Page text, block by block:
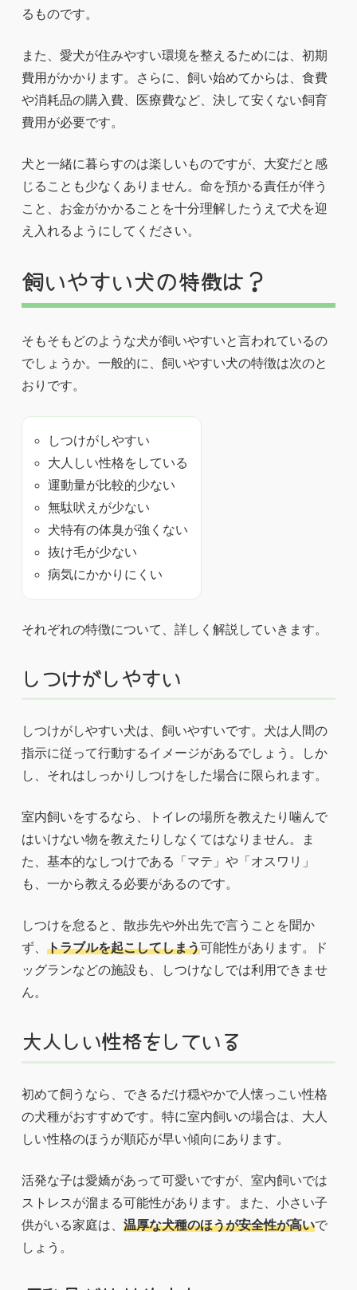
るものです。
また、愛犬が住みやすい環境を整えるためには、初期
費用がかかります。さらに、飼い始めてからは、食費
や消耗品の購入費、医療費など、決して安くない飼育
費用が必要です。
犬と一緒に暮らすのは楽しいものですが、大変だと感
じることも少なくありません。命を預かる責任が伴う
こと、お金がかかることを十分理解したうえで犬を迎
え入れるようにしてください。
飼いやすい犬の特徴は？
そもそもどのような犬が飼いやすいと言われているの
でしょうか。一般的に、飼いやすい犬の特徴は次のと
おりです。
しつけがしやすい
大人しい性格をしている
運動量が比較的少ない
無駄吠えが少ない
犬特有の体臭が強くない
抜け毛が少ない
病気にかかりにくい
それぞれの特徴について、詳しく解説していきます。
しつけがしやすい
しつけがしやすい犬は、飼いやすいです。犬は人間の
指示に従って行動するイメージがあるでしょう。しか
し、それはしっかりしつけをした場合に限られます。
室内飼いをするなら、トイレの場所を教えたり噛んで
はいけない物を教えたりしなくてはなりません。ま
た、基本的なしつけである「マテ」や「オスワリ」
も、一から教える必要があるのです。
しつけを怠ると、散歩先や外出先で言うことを聞か
ず、 トラブルを起こしてしまう可能性があります。ド
ッグランなどの施設も、しつけなしでは利用できませ
ん。
大人しい性格をしている
初めて飼うなら、できるだけ穏やかで人懐っこい性格
の犬種がおすすめです。特に室内飼いの場合は、大人
しい性格のほうが順応が早い傾向にあります。
活発な子は愛嬌があって可愛いですが、室内飼いでは
ストレスが溜まる可能性があります。また、小さい子
供がいる家庭は、 温厚な犬種のほうが安全性が高いで
しょう。